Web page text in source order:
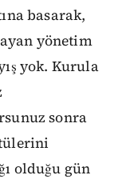
basarak,
yönetim
yok. Kurula
sonra
olduğu gün